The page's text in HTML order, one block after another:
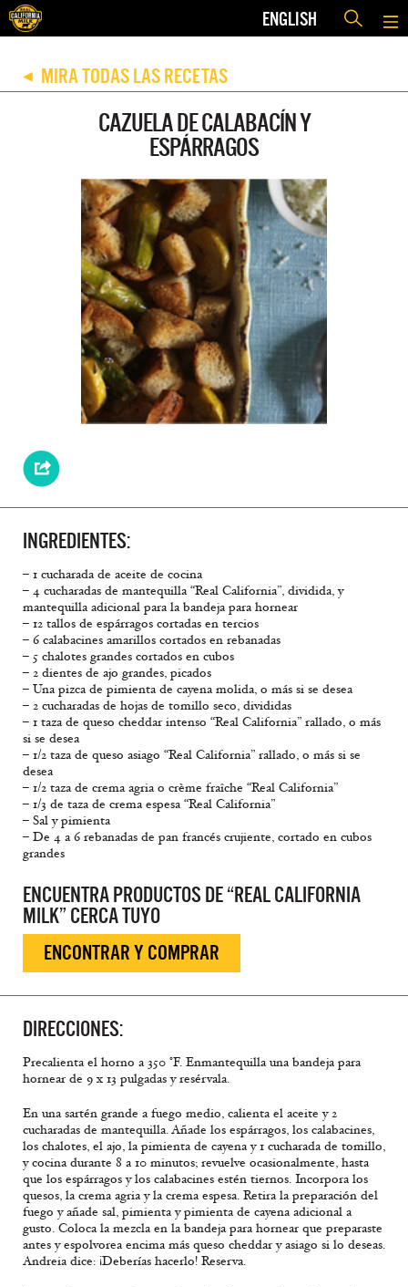
ENGLISH
◀ MIRA TODAS LAS RECETAS
CAZUELA DE CALABACÍN Y
ESPÁRRAGOS
INGREDIENTES:
– 1 cucharada de aceite de cocina
– 4 cucharadas de mantequilla “Real California”, dividida, y
mantequilla adicional para la bandeja para hornear
– 12 tallos de espárragos cortadas en tercios
– 6 calabacines amarillos cortados en rebanadas
– 5 chalotes grandes cortados en cubos
– 2 dientes de ajo grandes, picados
– Una pizca de pimienta de cayena molida, o más si se desea
– 2 cucharadas de hojas de tomillo seco, divididas
– 1 taza de queso cheddar intenso “Real California” rallado, o más
si se desea
– 1/2 taza de queso asiago “Real California” rallado, o más si se
desea
– 1/2 taza de crema agria o crème fraîche “Real California”
– 1/3 de taza de crema espesa “Real California”
– Sal y pimienta
– De 4 a 6 rebanadas de pan francés crujiente, cortado en cubos
grandes
ENCUENTRA PRODUCTOS DE “REAL CALIFORNIA
MILK” CERCA TUYO
ENCONTRAR Y COMPRAR
DIRECCIONES:
Precalienta el horno a 350 °F. Enmantequilla una bandeja para
hornear de 9 x 13 pulgadas y resérvala.
En una sartén grande a fuego medio, calienta el aceite y 2
cucharadas de mantequilla. Añade los espárragos, los calabacines,
los chalotes, el ajo, la pimienta de cayena y 1 cucharada de tomillo,
y cocina durante 8 a 10 minutos; revuelve ocasionalmente, hasta
que los espárragos y los calabacines estén tiernos. Incorpora los
quesos, la crema agria y la crema espesa. Retira la preparación del
fuego y añade sal, pimienta y pimienta de cayena adicional a
gusto. Coloca la mezcla en la bandeja para hornear que preparaste
antes y espolvorea encima más queso cheddar y asiago si lo deseas.
Andreia dice: ¡Deberías hacerlo! Reserva.